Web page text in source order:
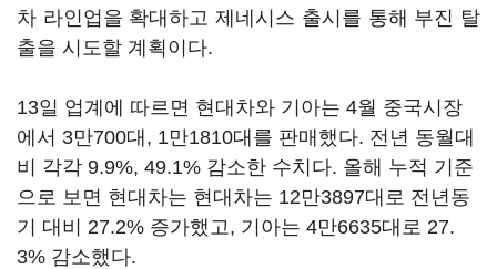
차 라인업을 확대하고 제네시스 출시를 통해 부진 탈
출을 시도할 계획이다.
13일 업계에 따르면 현대차와 기아는 4월 중국시장
에서 3만700대, 1만1810대를 판매했다. 전년 동월대
비 각각 9.9%, 49.1% 감소한 수치다. 올해 누적 기준
으로 보면 현대차는 현대차는 12만3897대로 전년동
기 대비 27.2% 증가했고, 기아는 4만6635대로 27.
3% 감소했다.